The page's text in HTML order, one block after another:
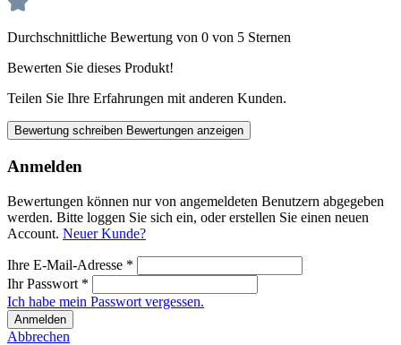
Durchschnittliche Bewertung von 0 von 5 Sternen
Bewerten Sie dieses Produkt!
Teilen Sie Ihre Erfahrungen mit anderen Kunden.
Bewertung schreiben Bewertungen anzeigen
Anmelden
Bewertungen können nur von angemeldeten Benutzern abgegeben
werden. Bitte loggen Sie sich ein, oder erstellen Sie einen neuen
Account. Neuer Kunde?
Ihre E-Mail-Adresse *
Ihr Passwort *
Ich habe mein Passwort vergessen.
Anmelden
Abbrechen